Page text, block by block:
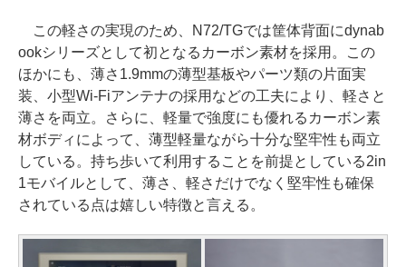
この軽さの実現のため、N72/TGでは筐体背面にdynab
ookシリーズとして初となるカーボン素材を採用。この
ほかにも、薄さ1.9mmの薄型基板やパーツ類の片面実
装、小型Wi-Fiアンテナの採用などの工夫により、軽さと
薄さを両立。さらに、軽量で強度にも優れるカーボン素
材ボディによって、薄型軽量ながら十分な堅牢性も両立
している。持ち歩いて利用することを前提としている2in
1モバイルとして、薄さ、軽さだけでなく堅牢性も確保
されている点は嬉しい特徴と言える。